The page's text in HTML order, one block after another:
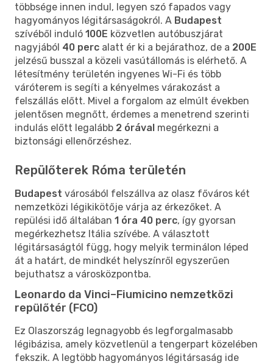
többsége innen indul, legyen szó fapados vagy
hagyományos légitársaságokról. A Budapest
szívéből induló 100E közvetlen autóbuszjárat
nagyjából 40 perc alatt ér ki a bejárathoz, de a 200E
jelzésű busszal a közeli vasútállomás is elérhető. A
létesítmény területén ingyenes Wi-Fi és több
váróterem is segíti a kényelmes várakozást a
felszállás előtt. Mivel a forgalom az elmúlt években
jelentősen megnőtt, érdemes a menetrend szerinti
indulás előtt legalább 2 órával megérkezni a
biztonsági ellenőrzéshez.
Repülőterek Róma területén
Budapest városából felszállva az olasz főváros két
nemzetközi légikikötője várja az érkezőket. A
repülési idő általában 1 óra 40 perc, így gyorsan
megérkezhetsz Itália szívébe. A választott
légitársaságtól függ, hogy melyik terminálon léped
át a határt, de mindkét helyszínről egyszerűen
bejuthatsz a városközpontba.
Leonardo da Vinci–Fiumicino nemzetközi
repülőtér (FCO)
Ez Olaszország legnagyobb és legforgalmasabb
légibázisa, amely közvetlenül a tengerpart közelében
fekszik. A legtöbb hagyományos légitársaság ide